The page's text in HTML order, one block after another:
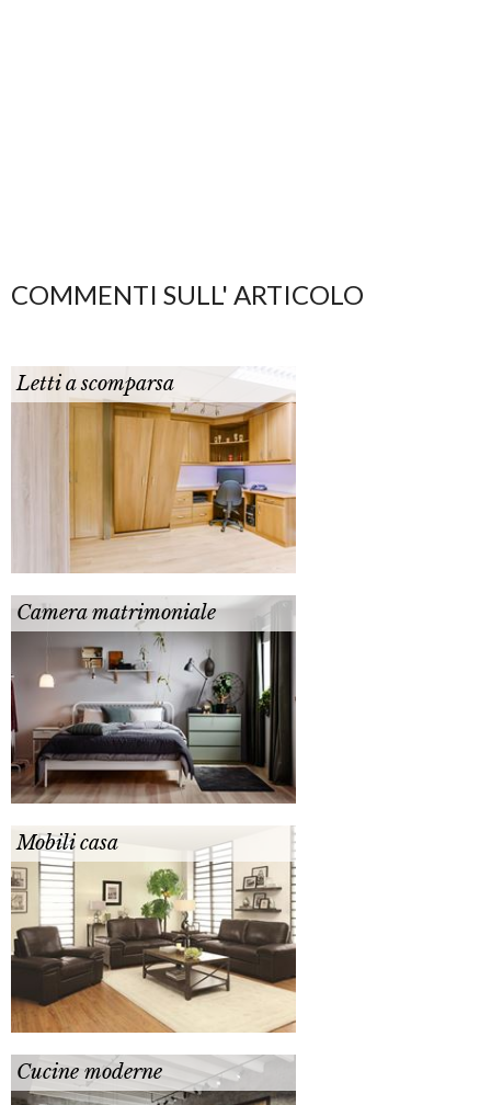
COMMENTI SULL' ARTICOLO
Letti a scomparsa
Camera matrimoniale
Mobili casa
Cucine moderne